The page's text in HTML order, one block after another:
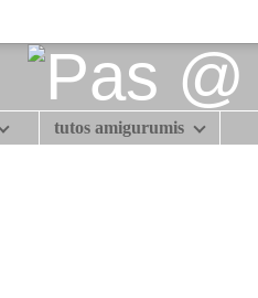
tutos amigurumis